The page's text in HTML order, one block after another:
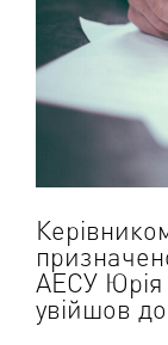
АЕСУ Юрія
увійшов